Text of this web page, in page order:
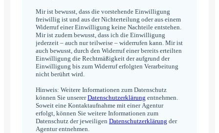
Mir ist bewusst, dass die vorstehende Einwilligung
freiwillig ist und aus der Nichterteilung oder aus einem
Widerruf einer Einwilligung keine Nachteile entstehen.
Mir ist zudem bewusst, dass ich die Einwilligung
jederzeit – auch nur teilweise – widerrufen kann. Mir ist
auch bewusst, durch den Widerruf einer bereits erteilten
Einwilligung die Rechtmäßigkeit der aufgrund der
Einwilligung bis zum Widerruf erfolgten Verarbeitung
nicht berührt wird.
Hinweis: Weitere Informationen zum Datenschutz
können Sie unsererDatenschutzerklärung entnehmen.
Soweit eine Kontaktaufnahme mit einer Agentur
erfolgt, können Sie weitere Informationen zum
Datenschutz der jeweiligen Datenschutzerklärung der
Agentur entnehmen.